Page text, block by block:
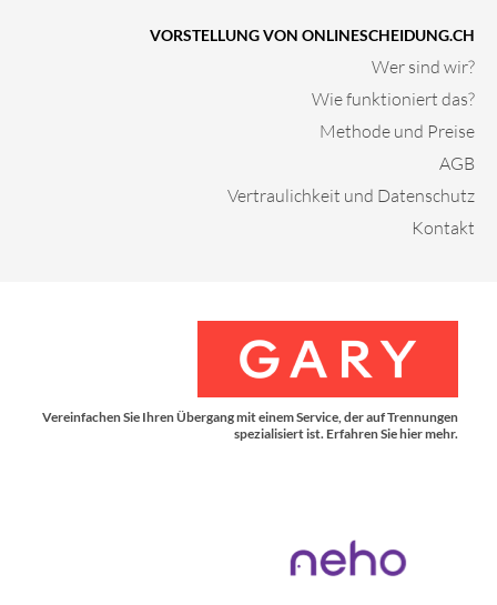
VORSTELLUNG VON ONLINESCHEIDUNG.CH
Wer sind wir?
Wie funktioniert das?
Methode und Preise
AGB
Vertraulichkeit und Datenschutz
Kontakt
Vereinfachen Sie Ihren Übergang mit einem Service, der auf Trennungen
spezialisiert ist. Erfahren Sie hier mehr.